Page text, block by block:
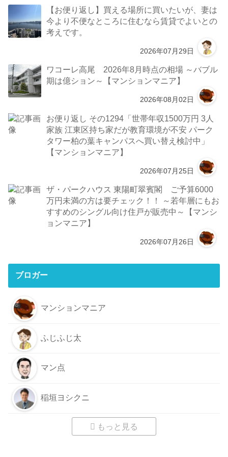
【お便り返し】買える場所に買いたいが、妻は
今より不便なところに住むなら賃貸でよいとの
考えです。
2026年07月29日
ワコーレ高尾 2026年8月時点の相場 ～バブル
期は億ション～【マンションマニア】
2026年08月02日
お便り返し その1294「世帯年収1500万円 3人
家族 江東区持ち家だが教育環境が不安 パーク
タワー柏の葉キャンパスへ買い替え検討中」
【マンションマニア】
2026年07月25日
ザ・パークハウス 東陽町翠賓閣 ご予算6000
万円未満の方は要チェック！！ ～若年層にもお
すすめのシングル向け住戸が販売中～【マンシ
ョンマニア】
2026年07月26日
ブロガー
マンションマニア
ふじふじ太
マン点
稲垣ヨシクニ
もっと見る